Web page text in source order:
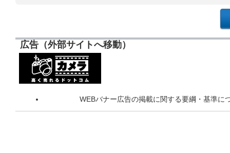
広告（外部サイトへ移動）
WEBバナー広告の掲載に関する要綱・基準に